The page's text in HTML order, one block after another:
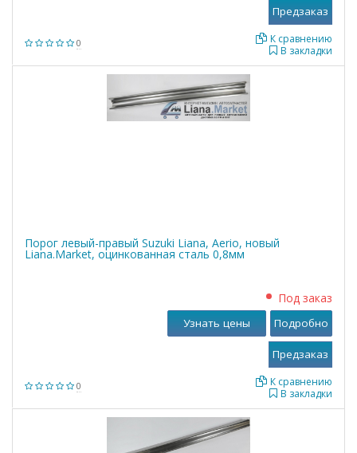
0
В закладки
К сравнению
Порог левый-правый Suzuki Liana, Aerio, новый
Liana.Market, оцинкованная сталь 0,8мм
0
Под заказ
В закладки
К сравнению
Узнать цены Подробно